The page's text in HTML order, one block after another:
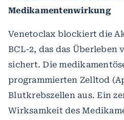
Medikamentenwirkung
Venetoclax blockiert die
BCL-2, das das Überleben
sichert. Die
programmierten Zelltod
Blutkrebszellen aus. Ein
Wirksamkeit des